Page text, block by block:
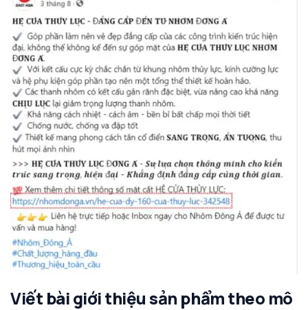
Viết bài giới thiệu sản phẩm theo mô